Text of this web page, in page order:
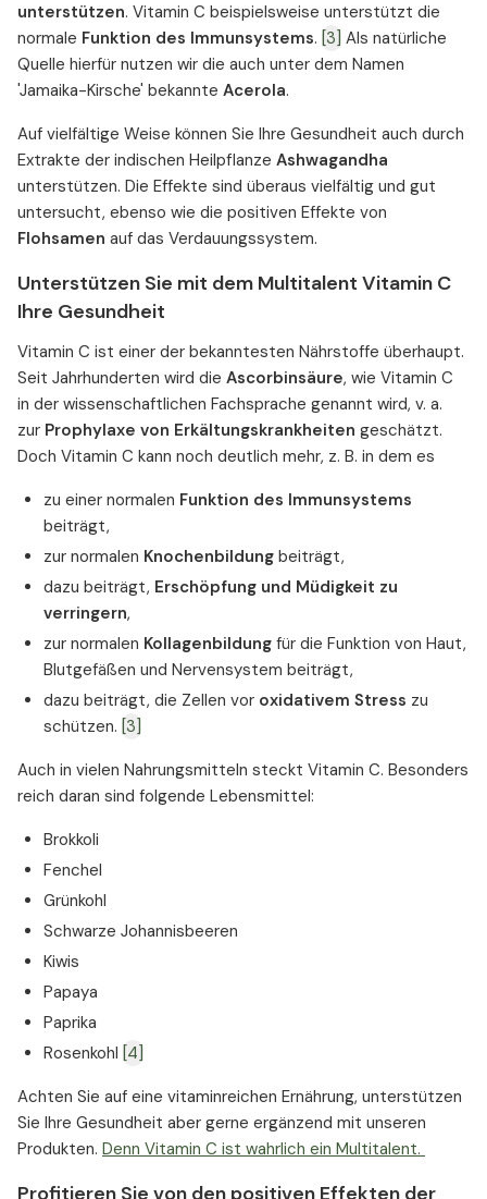
unterstützen. Vitamin C beispielsweise unterstützt die
normale Funktion des Immunsystems. [3] Als natürliche
Quelle hierfür nutzen wir die auch unter dem Namen
'Jamaika-Kirsche' bekannte Acerola.
Auf vielfältige Weise können Sie Ihre Gesundheit auch durch
Extrakte der indischen Heilpflanze Ashwagandha
unterstützen. Die Effekte sind überaus vielfältig und gut
untersucht, ebenso wie die positiven Effekte von
Flohsamen auf das Verdauungssystem.
Unterstützen Sie mit dem Multitalent Vitamin C
Ihre Gesundheit
Vitamin C ist einer der bekanntesten Nährstoffe überhaupt.
Seit Jahrhunderten wird die Ascorbinsäure, wie Vitamin C
in der wissenschaftlichen Fachsprache genannt wird, v. a.
zur Prophylaxe von Erkältungskrankheiten geschätzt.
Doch Vitamin C kann noch deutlich mehr, z. B. in dem es
zu einer normalen Funktion des Immunsystems
beiträgt,
zur normalen Knochenbildung beiträgt,
dazu beiträgt, Erschöpfung und Müdigkeit zu
verringern,
zur normalen Kollagenbildung für die Funktion von Haut,
Blutgefäßen und Nervensystem beiträgt,
dazu beiträgt, die Zellen vor oxidativem Stress zu
schützen. [3]
Auch in vielen Nahrungsmitteln steckt Vitamin C. Besonders
reich daran sind folgende Lebensmittel:
Brokkoli
Fenchel
Grünkohl
Schwarze Johannisbeeren
Kiwis
Papaya
Paprika
Rosenkohl [4]
Achten Sie auf eine vitaminreichen Ernährung, unterstützen
Sie Ihre Gesundheit aber gerne ergänzend mit unseren
Produkten. Denn Vitamin C ist wahrlich ein Multitalent.
Profitieren Sie von den positiven Effekten der